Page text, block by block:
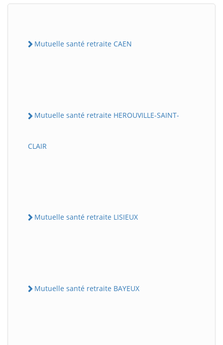
Mutuelle santé retraite CAEN
Mutuelle santé retraite HEROUVILLE-SAINT-
CLAIR
Mutuelle santé retraite LISIEUX
Mutuelle santé retraite BAYEUX